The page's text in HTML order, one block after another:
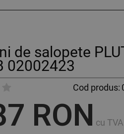
de salopete
02002423
Cod produs:
RON cu TVA